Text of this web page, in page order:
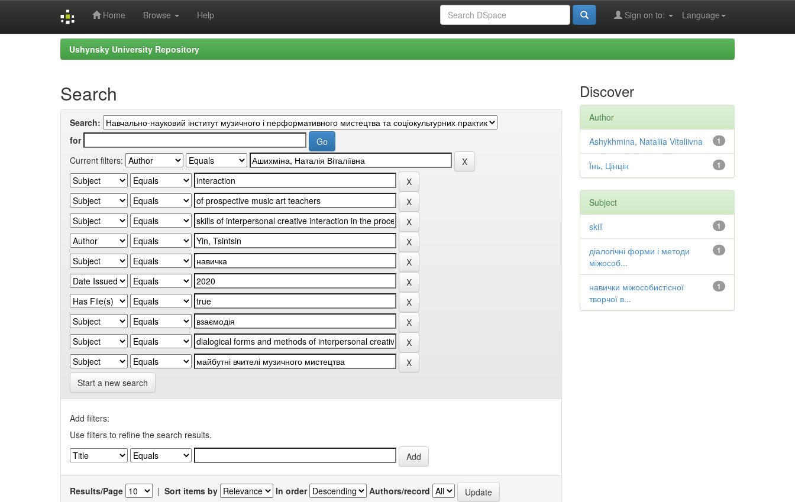
Home Browse Help Language
Sign on to:
Ushynsky University Repository
Search
Search:
for
Current filters:
Start a new search
Add filters:
Use filters to refine the search results.
Results/Page | Sort items by In order Authors/record
Discover
Author
1
Ashykhmina, Nataliia Vitaliivna
1
Їнь, Цінцін
Subject
1
skill
1
діалогічні форми і методи
міжособ...
1
навички міжособистісної
творчої в...